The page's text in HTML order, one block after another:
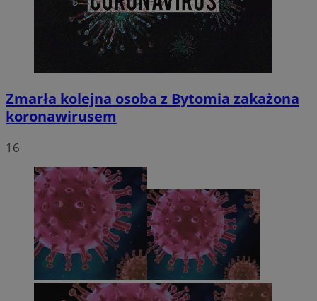
Zmarła kolejna osoba z Bytomia zakażona
koronawirusem
16